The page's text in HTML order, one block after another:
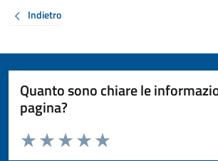
Indietro
Quanto sono chiare le
pagina?
Valuta da 1 a 5 stelle la pagina
Valuta 5 stelle su 5
Valuta 4 stelle su 5
Valuta 3 stelle su 5
Valuta 2 stelle su 5
Valuta 1 stelle su 5